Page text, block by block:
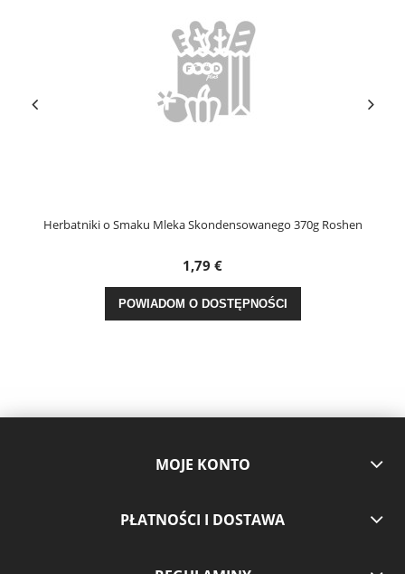
Herbatniki o Smaku Mleka Skondensowanego 370g Roshen
1,79 €
POWIADOM O DOSTĘPNOŚCI
MOJE KONTO
PŁATNOŚCI I DOSTAWA